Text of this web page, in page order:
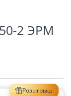
2 ЭРМ
Розыгрыш